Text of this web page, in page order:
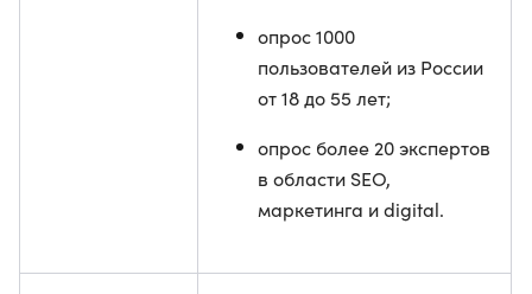
опрос 1000
пользователей из России
от 18 до 55 лет;
опрос более 20 экспертов
в области SEO,
маркетинга и digital.